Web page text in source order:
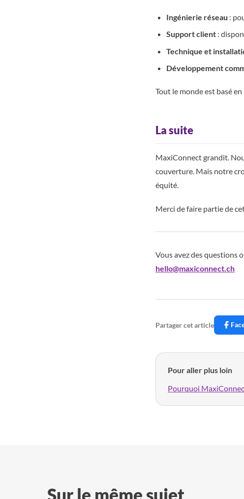
Ingénierie réseau :
Support client :
Technique et
Développement
Tout le monde est basé
La suite
MaxiConnect grandit.
couverture. Mais notre
équité.
Merci de faire partie de
Vous avez des questions
hello@maxiconnect.ch
Partager cet article
Pour aller plus loin
Pourquoi
Sur le même sujet